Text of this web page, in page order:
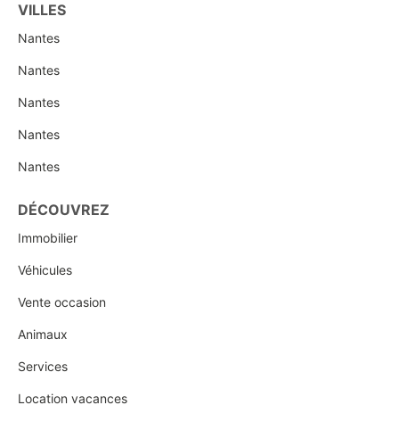
VILLES
Nantes
Nantes
Nantes
Nantes
Nantes
DÉCOUVREZ
Immobilier
Véhicules
Vente occasion
Animaux
Services
Location vacances